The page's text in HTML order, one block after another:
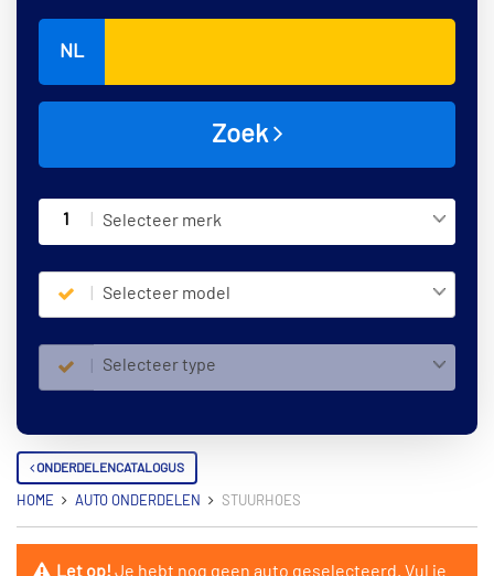
NL
Zoek
1 Selecteer merk
Selecteer model
Selecteer type
ONDERDELENCATALOGUS
HOME AUTO ONDERDELEN STUURHOES
Let op!Je hebt nog geen auto geselecteerd. Vul je